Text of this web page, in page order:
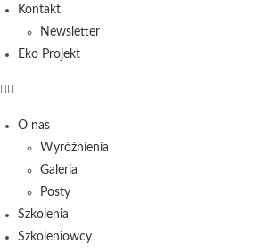
Kontakt
Newsletter
Eko Projekt
O nas
Wyróżnienia
Galeria
Posty
Szkolenia
Szkoleniowcy